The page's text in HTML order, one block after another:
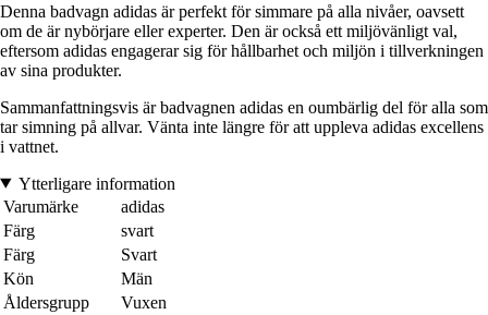
Denna badvagn adidas är perfekt för simmare på alla nivåer, oavsett
om de är nybörjare eller experter. Den är också ett miljövänligt val,
eftersom adidas engagerar sig för hållbarhet och miljön i tillverkningen
av sina produkter.
Sammanfattningsvis är badvagnen adidas en oumbärlig del för alla som
tar simning på allvar. Vänta inte längre för att uppleva adidas excellens
i vattnet.
Ytterligare information
Varumärke
adidas
Färg
svart
Färg
Svart
Kön
Män
Åldersgrupp
Vuxen